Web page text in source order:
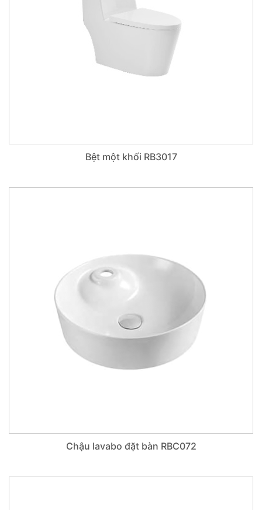
Bệt một khối RB3017
Chậu lavabo đặt bàn RBC072